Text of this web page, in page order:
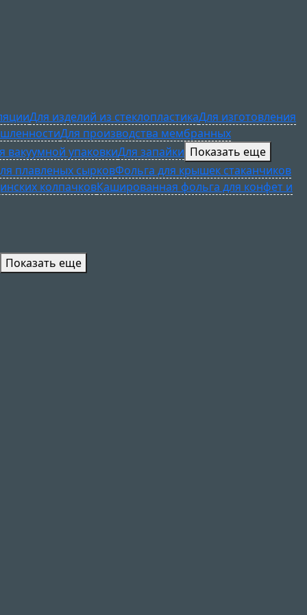
Для изделий из стеклопластикаДля изготовления
Для производства мембранных
вакуумной упаковкиДля запайки Показать еще
плавленых сырковФольга для крышек стаканчиков
колпачковКашированная фольга для конфет и
Показать еще